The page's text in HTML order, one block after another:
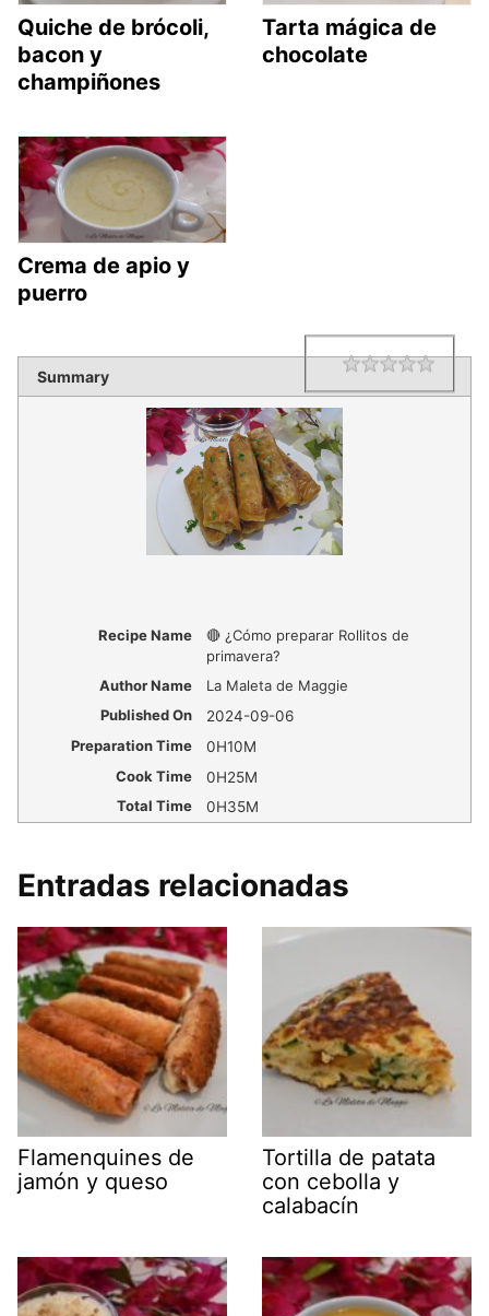
Quiche de brócoli,
bacon y
champiñones
Tarta mágica de
chocolate
Crema de apio y
puerro
Summary Rating
Recipe Name
🔴 ¿Cómo preparar Rollitos de
primavera?
Author Name
La Maleta de Maggie
Published On
2024-09-06
Preparation Time
0H10M
Cook Time
0H25M
Total Time
0H35M
Entradas relacionadas
Flamenquines de
jamón y queso
Tortilla de patata
con cebolla y
calabacín